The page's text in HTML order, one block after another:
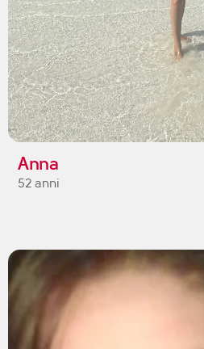
Anna
52 anni